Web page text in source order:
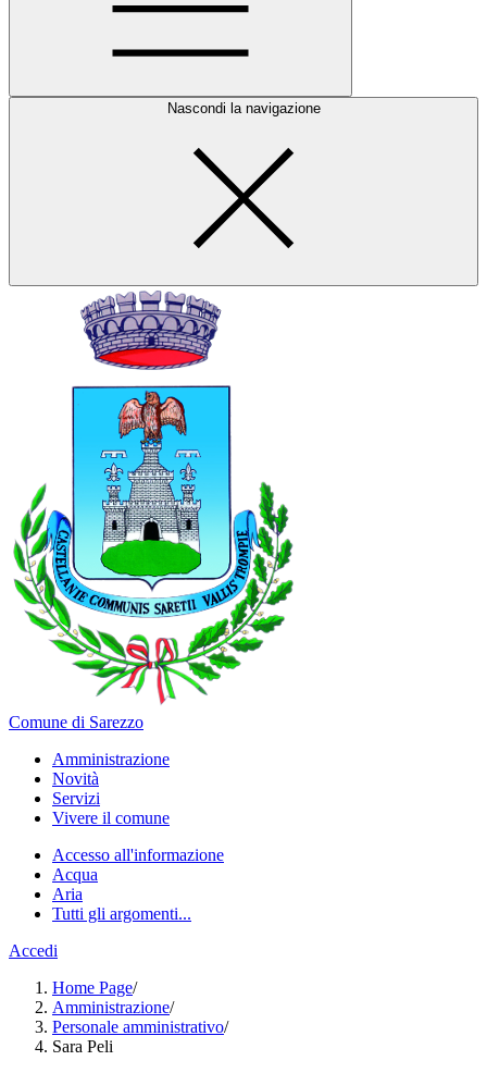
Nascondi la navigazione
Comune di Sarezzo
Amministrazione
Novità
Servizi
Vivere il comune
Accesso all'informazione
Acqua
Aria
Tutti gli argomenti...
Accedi
Home Page/
Amministrazione/
Personale amministrativo/
Sara Peli